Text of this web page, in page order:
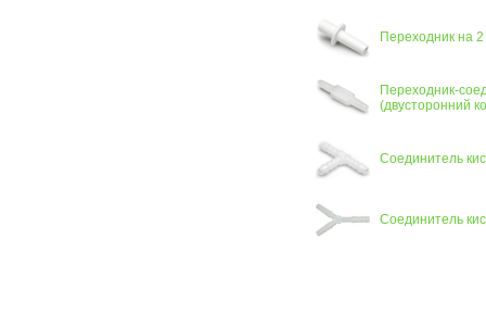
Переходник на
Переходник-
(двусторонний
Соединитель
Соединитель